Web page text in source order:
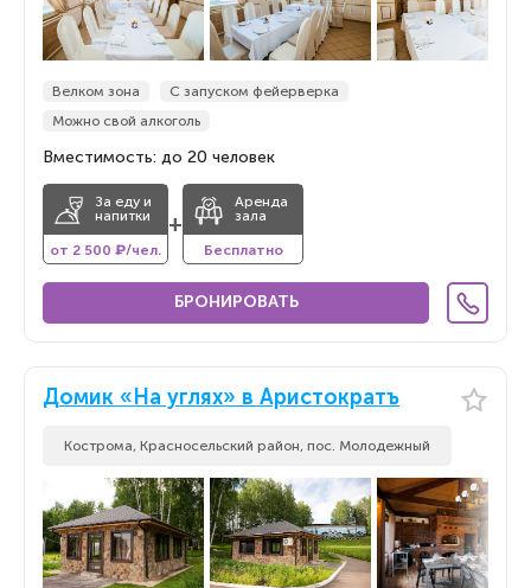
Велком зона
С запуском фейерверка
Можно свой алкоголь
Вместимость: до 20 человек
За еду и
напитки
от 2 500 ₽/чел.
+
Аренда
зала
Бесплатно
БРОНИРОВАТЬ
Домик «На углях» в Аристократъ
Кострома, Красносельский район, пос. Молодежный